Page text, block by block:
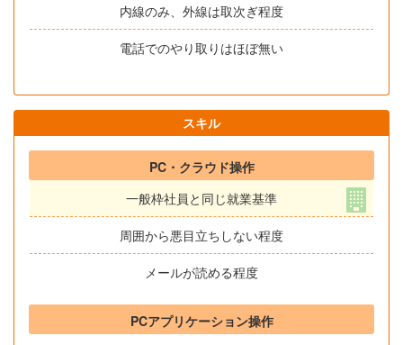
内線のみ、外線は取次ぎ程度
電話でのやり取りはほぼ無い
スキル
PC・クラウド操作
一般枠社員と同じ就業基準
周囲から悪目立ちしない程度
メールが読める程度
PCアプリケーション操作